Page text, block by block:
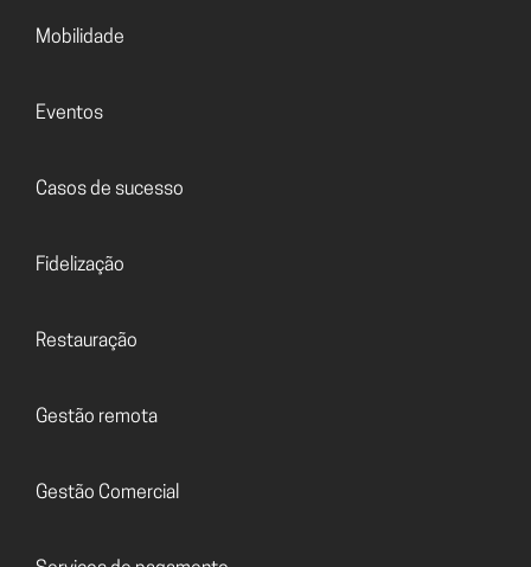
Mobilidade
Eventos
Casos de sucesso
Fidelização
Restauração
Gestão remota
Gestão Comercial